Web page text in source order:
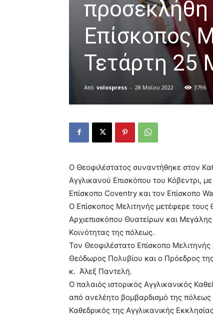
Επίσκοπος
Τετάρτη 25
Από volospress - 28 Μαΐου 2022 3796
Ο Θεοφιλέστατος συναντήθηκε στον
Αγγλικανού Επισκόπου του Κόβεντρι,
Επίσκοπο Coventry και τον Επίσκοπο
Ο Επίσκοπος Μελιτηνής μετέφερε τους
Αρχιεπισκόπου Θυατείρων και
Κοινότητας της πόλεως.
Τον Θεοφιλέστατο Επίσκοπο
Θεόδωρος Πολυβίου και ο Πρόεδρος
κ. Άλεξ Παντελή.
Ο παλαιός ιστορικός Αγγλικανικός
από ανελέητο βομβαρδισμό της
Καθεδρικός της Αγγλικανικής